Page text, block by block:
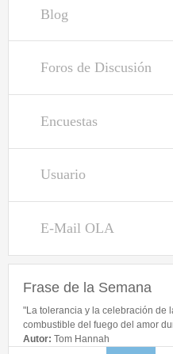
Entrar usando OpenID
¿Qué es OpenID?
Nombre de usuario
Contraseña
Entrar usando OpenID
Cancelar entrada vía
Solicitar una nueva
Blog
Foros de Discusión
Encuestas
Usuario
E-Mail OLA
Frase de la Semana
"La tolerancia y la celebración de
combustible del fuego del amor
Autor: Tom Hannah